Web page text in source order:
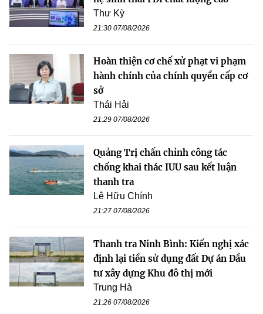
Thư Kỳ
21:30 07/08/2026
Hoàn thiện cơ chế xử phạt vi phạm
hành chính của chính quyền cấp cơ
sở
Thái Hải
21:29 07/08/2026
Quảng Trị chấn chỉnh công tác
chống khai thác IUU sau kết luận
thanh tra
Lê Hữu Chính
21:27 07/08/2026
Thanh tra Ninh Bình: Kiến nghị xác
định lại tiền sử dụng đất Dự án Đầu
tư xây dựng Khu đô thị mới
Trung Hà
21:26 07/08/2026